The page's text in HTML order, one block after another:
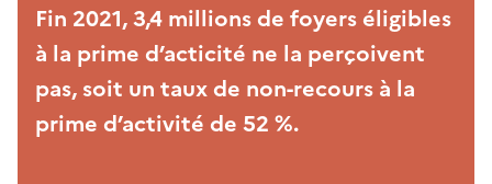
Fin 2021, 3,4 millions de foyers éligibles
à la prime d’acticité ne la perçoivent
pas, soit un taux de non-recours à la
prime d’activité de 52 %.